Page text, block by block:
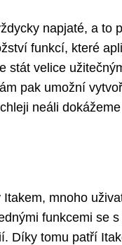
napjaté, a to
funkcí, které
stát velice
pak umožní
neáli
mnoho
funkcemi se
Díky tomu patří